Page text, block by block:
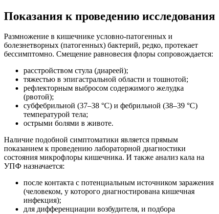
Показания к проведению исследования
Размножение в кишечнике условно-патогенных и
болезнетворных (патогенных) бактерий, редко, протекает
бессимптомно. Смещение равновесия флоры сопровождается:
расстройством стула (диареей);
тяжестью в эпигастральной области и тошнотой;
рефлекторным выбросом содержимого желудка
(рвотой);
субфебрильной (37–38 °С) и фебрильной (38–39 °С)
температурой тела;
острыми болями в животе.
Наличие подобной симптоматики является прямым
показанием к проведению лабораторной диагностики
состояния микрофлоры кишечника. И также анализ кала на
УПФ назначается:
после контакта с потенциальным источником заражения
(человеком, у которого диагностирована кишечная
инфекция);
для дифференциации возбудителя, и подбора